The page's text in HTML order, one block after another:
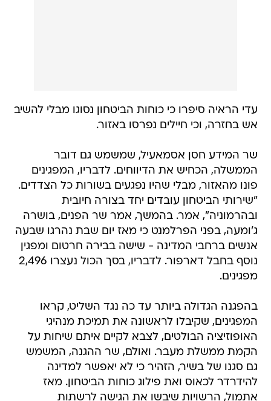
עדי הראיה סיפרו כי כוחות הביטחון נסוגו מבלי להשיב
אש בחזרה, וכי חיילים נפרסו באזור.
שר המידע חסן אסמאעיל, שמשמש גם דובר
הממשלה, הכחיש את הדיווחים. לדבריו, המפגינים
פונו מהאזור, מבלי שהיו נפגעים בשורות כל הצדדים.
"שירותי הביטחון עובדים יחד בצורה חיובית
ובהרמוניה", אמר. בהמשך, אמר שר הפנים, בושרה
ג'ומעה, בפני הפרלמנט כי מאז יום שבת נהרגו שבעה
אנשים ברחבי המדינה - שישה בבירה חרטום ומפגין
נוסף בחבל דארפור. לדבריו, בסך הכול נעצרו 2,496
מפגינים.
בהפגנה הגדולה ביותר עד כה נגד השליט, קראו
המפגינים, שקיבלו לראשונה את תמיכת מנהיגי
האופוזיציה הבולטים, לצבא לקיים איתם שיחות על
הקמת ממשלת מעבר. ואולם, שר ההגנה, המשמש
גם סגנו של בשיר, הזהיר כי לא יאפשר למדינה
להידרדר לכאוס ואת פילוג כוחות הביטחון. מאז
אתמול, הרשויות שיבשו את הגישה לרשתות